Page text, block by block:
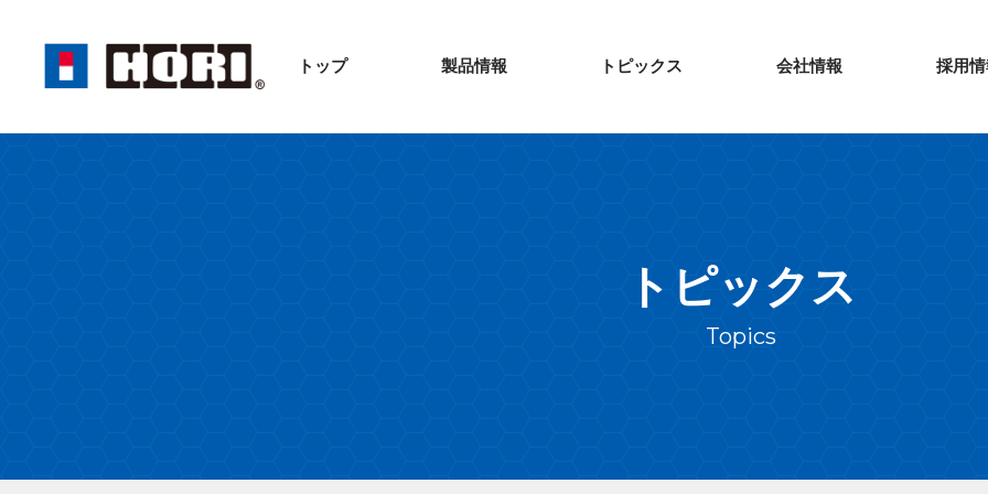
トップ 製品情報 トピックス 会社情報 採用
トピックス
Topics